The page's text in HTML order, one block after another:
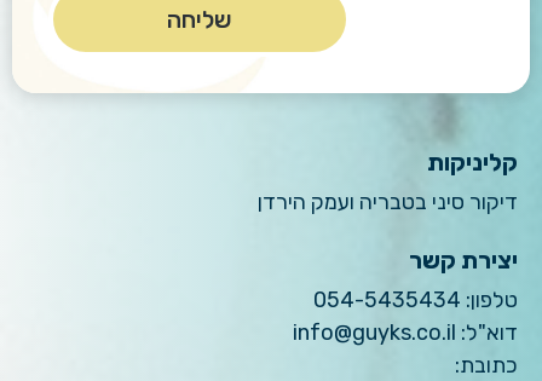
קליניקות
דיקור סיני בטבריה ועמק הירדן
יצירת קשר
טלפון: 054-5435434
דוא"ל: info@guyks.co.il
כתובת: